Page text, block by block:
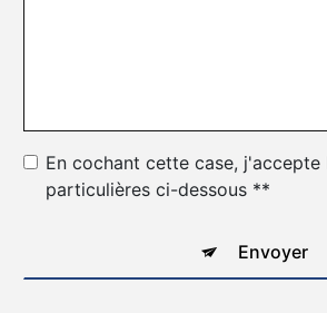
En cochant cette case,
particulières ci-dessous **
Envoyer